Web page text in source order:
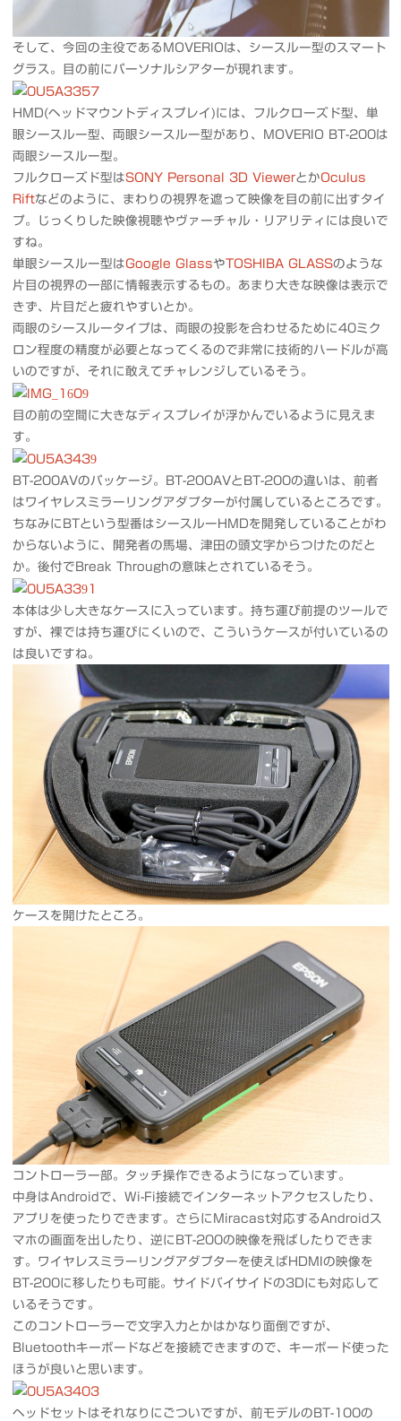
そして、今回の主役であるMOVERIOは、シースルー型のスマート
グラス。目の前にパーソナルシアターが現れます。
HMD(ヘッドマウントディスプレイ)には、フルクローズド型、単
眼シースルー型、両眼シースルー型があり、MOVERIO BT-200は
両眼シースルー型。
フルクローズド型はSONY Personal 3D ViewerとかOculus
Riftなどのように、まわりの視界を遮って映像を目の前に出すタイ
プ。じっくりした映像視聴やヴァーチャル・リアリティには良いで
すね。
単眼シースルー型はGoogle GlassやTOSHIBA GLASSのような
片目の視界の一部に情報表示するもの。あまり大きな映像は表示で
きず、片目だと疲れやすいとか。
両眼のシースルータイプは、両眼の投影を合わせるために40ミク
ロン程度の精度が必要となってくるので非常に技術的ハードルが高
いのですが、それに敢えてチャレンジしているそう。
目の前の空間に大きなディスプレイが浮かんでいるように見えま
す。
BT-200AVのパッケージ。BT-200AVとBT-200の違いは、前者
はワイヤレスミラーリングアダプターが付属しているところです。
ちなみにBTという型番はシースルーHMDを開発していることがわ
からないように、開発者の馬場、津田の頭文字からつけたのだと
か。後付でBreak Throughの意味とされているそう。
本体は少し大きなケースに入っています。持ち運び前提のツールで
すが、裸では持ち運びにくいので、こういうケースが付いているの
は良いですね。
ケースを開けたところ。
コントローラー部。タッチ操作できるようになっています。
中身はAndroidで、Wi-Fi接続でインターネットアクセスしたり、
アプリを使ったりできます。さらにMiracast対応するAndroidス
マホの画面を出したり、逆にBT-200の映像を飛ばしたりできま
す。ワイヤレスミラーリングアダプターを使えばHDMIの映像を
BT-200に移したりも可能。サイドバイサイドの3Dにも対応して
いるそうです。
このコントローラーで文字入力とかはかなり面倒ですが、
Bluetoothキーボードなどを接続できますので、キーボード使った
ほうが良いと思います。
ヘッドセットはそれなりにごついですが、前モデルのBT-100の